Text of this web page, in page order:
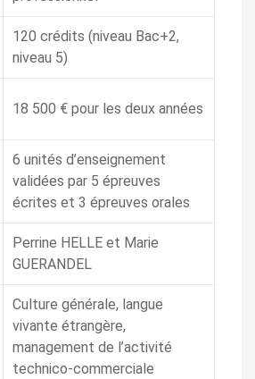
120 crédits (niveau Bac+2,
niveau 5)
18 500 € pour les deux années
6 unités d’enseignement
validées par 5 épreuves
écrites et 3 épreuves orales
Perrine HELLE et Marie
GUERANDEL
Culture générale, langue
vivante étrangère,
management de l’activité
technico-commerciale